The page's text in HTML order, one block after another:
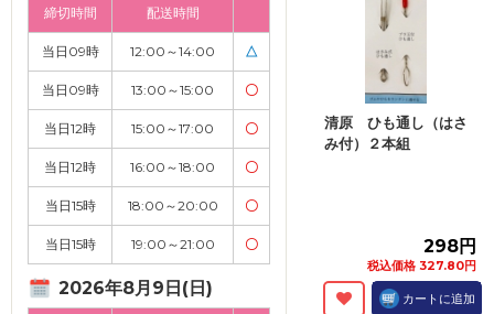
締切時間 配送時間
当日09時 12:00～14:00 △
当日09時 13:00～15:00 〇
当日12時 15:00～17:00 〇
当日12時 16:00～18:00 〇
当日15時 18:00～20:00 〇
当日15時 19:00～21:00 〇
2026年8月9日(日)
清原 ひも通し（はさ
み付）２本組
298円
税込価格 327.80円
カートに追加